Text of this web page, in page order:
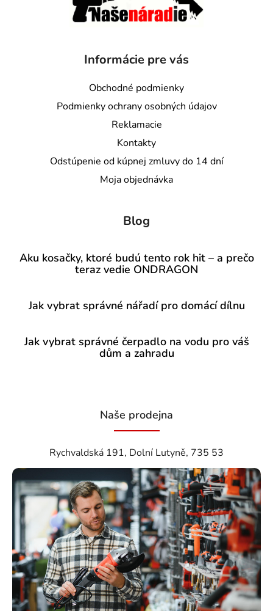
Informácie pre vás
Obchodné podmienky
Podmienky ochrany osobných údajov
Reklamacie
Kontakty
Odstúpenie od kúpnej zmluvy do 14 dní
Moja objednávka
Blog
Aku kosačky, ktoré budú tento rok hit – a prečo
teraz vedie ONDRAGON
Jak vybrat správné nářadí pro domácí dílnu
Jak vybrat správné čerpadlo na vodu pro váš
dům a zahradu
Naše prodejna
Rychvaldská 191, Dolní Lutyně, 735 53